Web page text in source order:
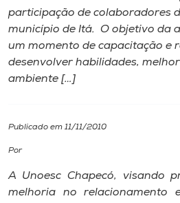
Internacionalização
I.nova
Cultura
CPA
participação de colaboradores
município de Itá. O objetivo da
um momento de capacitação e
desenvolver habilidades,
ambiente […]
Publicado em 11/11/2010
Por
A Unoesc Chapecó, visando
melhoria no relacionamento